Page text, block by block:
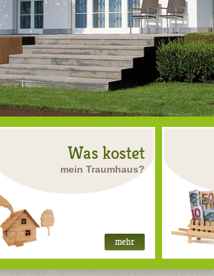
Was kostet
mein Traumhaus?
mehr